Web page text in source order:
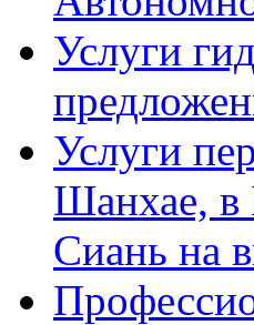
Услуги
Услуги
Шанхае, в
Сиань на